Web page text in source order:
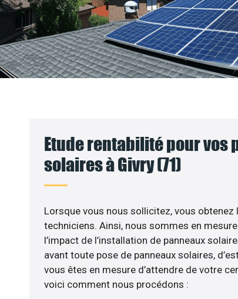
Etude rentabilité pour vos
solaires à Givry (71)
Lorsque vous nous sollicitez, vous obtenez
techniciens. Ainsi, nous sommes en
l’impact de l’installation de panneaux
avant toute pose de panneaux solaires,
vous êtes en mesure d’attendre de votre
voici comment nous procédons :